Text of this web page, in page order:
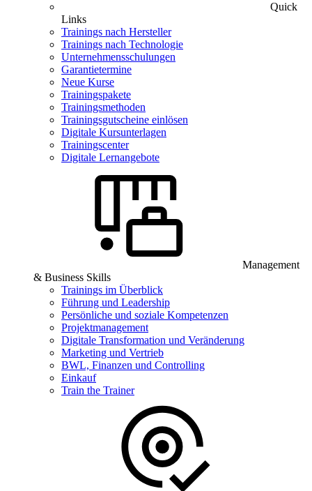
Quick
Links
Trainings nach Hersteller
Trainings nach Technologie
Unternehmensschulungen
Garantietermine
Neue Kurse
Trainingspakete
Trainingsmethoden
Trainingsgutscheine einlösen
Digitale Kursunterlagen
Trainingscenter
Digitale Lernangebote
Management
& Business Skills
Trainings im Überblick
Führung und Leadership
Persönliche und soziale Kompetenzen
Projektmanagement
Digitale Transformation und Veränderung
Marketing und Vertrieb
BWL, Finanzen und Controlling
Einkauf
Train the Trainer